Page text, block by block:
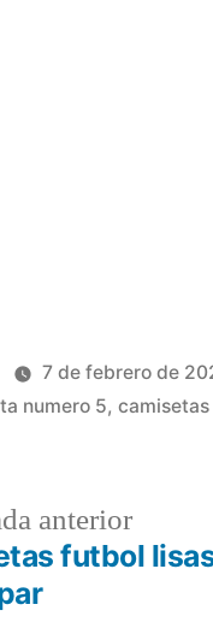
7 de febrero de
numero 5,
anteriorEntrada
futbol